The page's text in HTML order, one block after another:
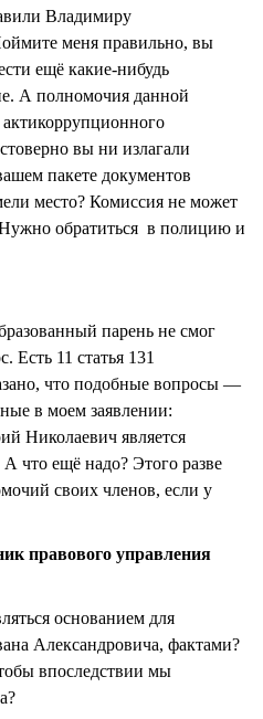
Владимиру
меня правильно, вы
ещё какие-нибудь
А полномочия данной
вы ни излагали
пакете документов
место? Комиссия не может
обратиться в полицию и
парень не смог
Есть 11 статья 131
что подобные вопросы —
в моем заявлении:
Николаевич является
что ещё надо? Этого разве
своих членов, если у
правового управления
основанием для
Александровича, фактами?
впоследствии мы